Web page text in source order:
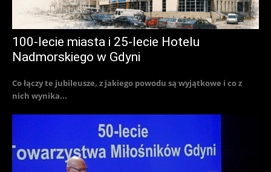
100-lecie miasta i 25-lecie Hotelu
Nadmorskiego w Gdyni
Co łączy te jubileusze, z jakiego powodu są wyjątkowe i co z
nich wynika...